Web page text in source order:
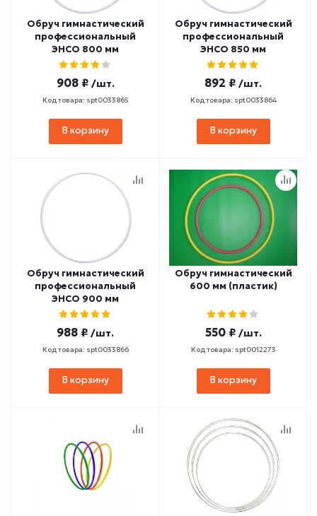
Обруч гимнастический
профессиональный
ЭНСО 800 мм
908 ₽ /шт.
Код товара: spt0033865
В корзину
Обруч гимнастический
профессиональный
ЭНСО 850 мм
892 ₽ /шт.
Код товара: spt0033864
В корзину
Обруч гимнастический
профессиональный
ЭНСО 900 мм
988 ₽ /шт.
Код товара: spt0033866
В корзину
Обруч гимнастический
600 мм (пластик)
550 ₽ /шт.
Код товара: spt0012273
В корзину